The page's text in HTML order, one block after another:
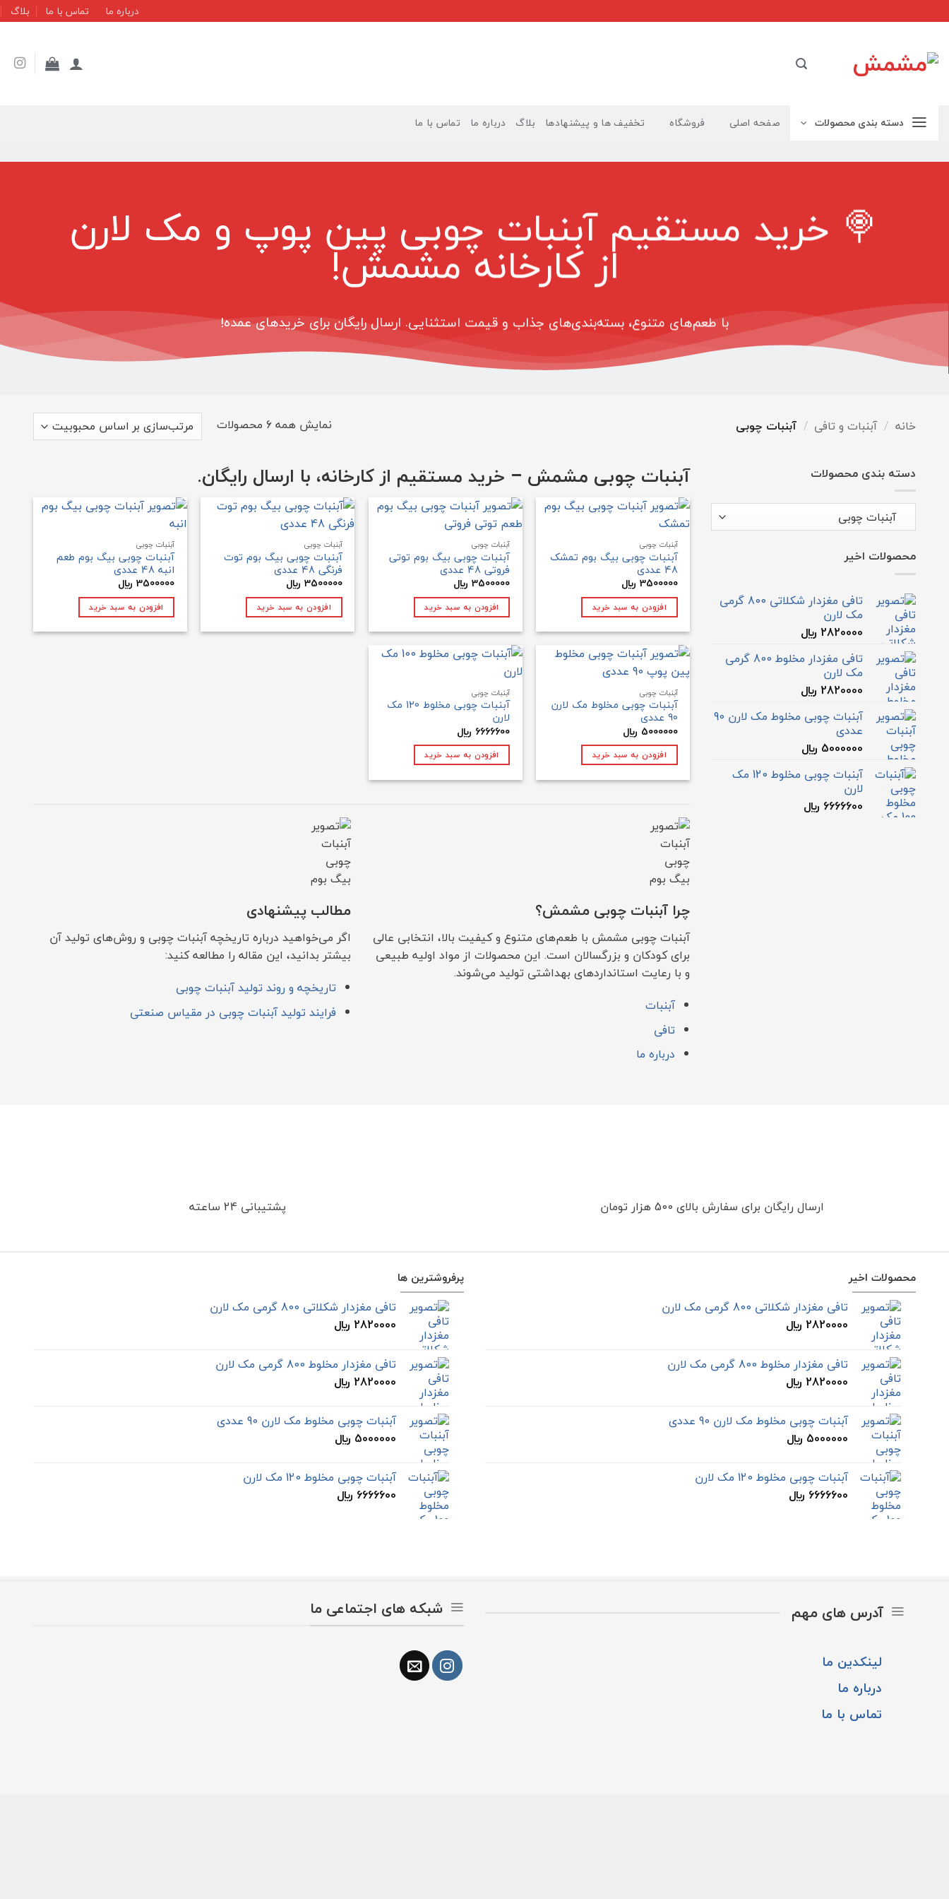
to
درباره ما تماس با ما بلاگ
دسته بندی محصولات صفحه اصلی فروشگاه تخفیف ها و پیشنهادها بلاگ درباره ما تماس با ما
🍭 خرید مستقیم آبنبات چوبی پین پوپ و مک لارن
از کارخانه مشمش!
با طعم‌های متنوع، بسته‌بندی‌های جذاب و قیمت استثنایی. ارسال رایگان برای خریدهای عمده!
خانه / آبنبات و تافی / آبنبات چوبی نمایش همه 6 محصولات
مرتب‌سازی
محبوبیت
دسته بندی محصولات
محصولات اخیر
تافی مغزدار شکلاتی 800 گرمی
مک لارن
2820000 ﷼
تافی مغزدار مخلوط 800 گرمی
مک لارن
2820000 ﷼
آبنبات چوبی مخلوط مک لارن 90
عددی
5000000 ﷼
آبنبات چوبی مخلوط 120 مک
لارن
6666600 ﷼
آبنبات چوبی مشمش – خرید مستقیم از کارخانه، با ارسال رایگان.
آبنبات چوبی
آبنبات چوبی بیگ بوم تمشک
48 عددی
3500000 ﷼
افزودن به سبد خرید
آبنبات چوبی
آبنبات چوبی بیگ بوم توتی
فروتی 48 عددی
3500000 ﷼
افزودن به سبد خرید
آبنبات چوبی
آبنبات چوبی بیگ بوم توت
فرنگی 48 عددی
3500000 ﷼
افزودن به سبد خرید
آبنبات چوبی
آبنبات چوبی بیگ بوم طعم
انبه 48 عددی
3500000 ﷼
افزودن به سبد خرید
آبنبات چوبی
آبنبات چوبی مخلوط مک لارن
90 عددی
5000000 ﷼
افزودن به سبد خرید
آبنبات چوبی
آبنبات چوبی مخلوط 120 مک
لارن
6666600 ﷼
افزودن به سبد خرید
چرا آبنبات چوبی مشمش؟
آبنبات چوبی مشمش با طعم‌های متنوع و کیفیت بالا، انتخابی عالی
برای کودکان و بزرگسالان است. این محصولات از مواد اولیه طبیعی
و با رعایت استانداردهای بهداشتی تولید می‌شوند.
آبنبات
تافی
درباره ما
مطالب پیشنهادی
اگر می‌خواهید درباره تاریخچه آبنبات چوبی و روش‌های تولید آن
بیشتر بدانید، این مقاله را مطالعه کنید:
تاریخچه و روند تولید آبنبات چوبی
فرایند تولید آبنبات چوبی در مقیاس صنعتی
ارسال رایگان برای سفارش بالای 500 هزار تومان پشتیبانی 24 ساعته
محصولات اخیر
تافی مغزدار شکلاتی 800 گرمی مک لارن
2820000 ﷼
تافی مغزدار مخلوط 800 گرمی مک لارن
2820000 ﷼
آبنبات چوبی مخلوط مک لارن 90 عددی
5000000 ﷼
آبنبات چوبی مخلوط 120 مک لارن
6666600 ﷼
پرفروشترین ها
تافی مغزدار شکلاتی 800 گرمی مک لارن
2820000 ﷼
تافی مغزدار مخلوط 800 گرمی مک لارن
2820000 ﷼
آبنبات چوبی مخلوط مک لارن 90 عددی
5000000 ﷼
آبنبات چوبی مخلوط 120 مک لارن
6666600 ﷼
آدرس های مهم
لینکدین ما
درباره ما
تماس با ما
شبکه های اجتماعی ما